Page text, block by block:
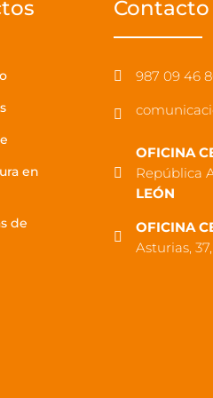
en
de
Contacto
 987 09 46


OFICINA
República
LEÓN

OFICINA
Asturias, 37,